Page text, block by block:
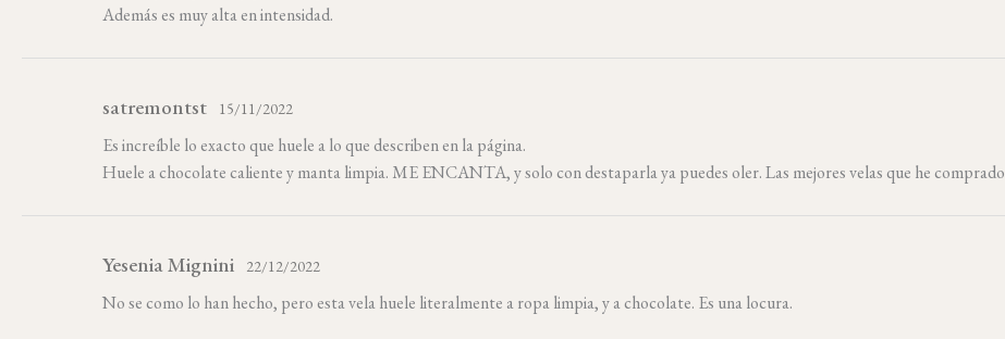
Además es muy alta en intensidad.
satremontst 15/11/2022
Es increíble lo exacto que huele a lo que describen en la página.
Huele a chocolate caliente y manta limpia. ME ENCANTA, y solo con destaparla ya puedes oler. Las mejores velas que he comprado
Yesenia Mignini 22/12/2022
No se como lo han hecho, pero esta vela huele literalmente a ropa limpia, y a chocolate. Es una locura.